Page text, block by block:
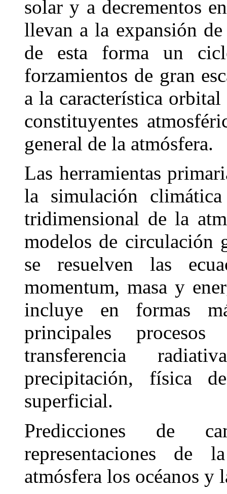
solar y a decrementos
llevan a la expansión
de esta forma un
forzamientos de gran
a la característica
constituyentes
general de la atmósfera.
Las herramientas
la simulación
tridimensional de la
modelos de circulación
se resuelven las
momentum, masa y
incluye en formas
principales
transferencia
precipitación, física
superficial.
Predicciones de
representaciones de
atmósfera los océanos y